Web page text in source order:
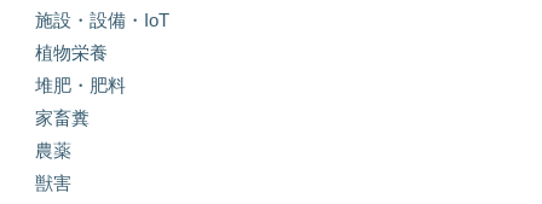
施設・設備・IoT
植物栄養
堆肥・肥料
家畜糞
農薬
獣害